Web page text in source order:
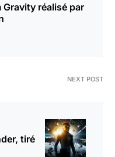
réalisé par
NEXT POST
tiré